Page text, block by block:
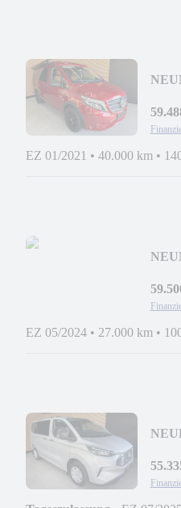
NEU
EZ 01/2021 • 40.000 km •
NEU
EZ 05/2024 • 27.000 km •
NEU